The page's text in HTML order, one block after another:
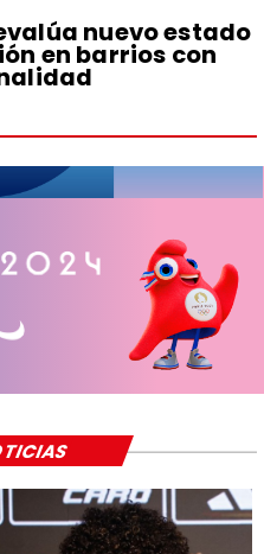
nuevo estado
en barrios con